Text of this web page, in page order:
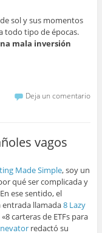
sol y sus momentos
todo tipo de épocas.
mala inversión
Deja un comentario
vagos
Made Simple, soy un
qué ser complicada y
ese sentido, el
llamada8 Lazy
carteras de ETFs para
redactó su